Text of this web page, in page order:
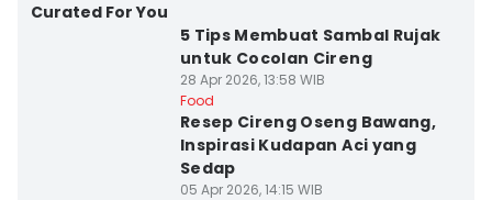
Curated For You
5 Tips Membuat Sambal Rujak
untuk Cocolan Cireng
28 Apr 2026, 13:58 WIB
Food
Resep Cireng Oseng Bawang,
Inspirasi Kudapan Aci yang
Sedap
05 Apr 2026, 14:15 WIB